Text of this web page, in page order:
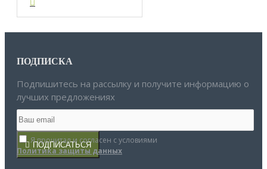
ПОДПИСКА
Подпишитесь на рассылку и получите информацию о
лучших предложениях
ПОДПИСАТЬСЯ
Я прочитал и согласен с условиями
Политика защиты данных